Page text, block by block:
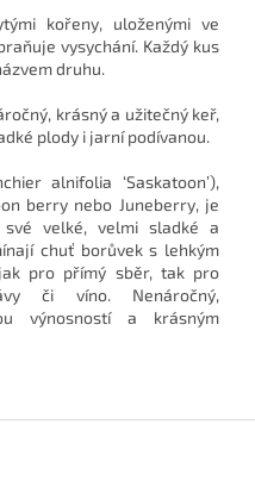
kořeny, uloženými ve
vysychání. Každý kus
druhu.
krásný a užitečný keř,
plody i jarní podívanou.
alnifolia ‘Saskatoon’),
berry nebo Juneberry, je
velké, velmi sladké a
chuť borůvek s lehkým
pro přímý sběr, tak pro
či víno. Nenáročný,
výnosností a krásným